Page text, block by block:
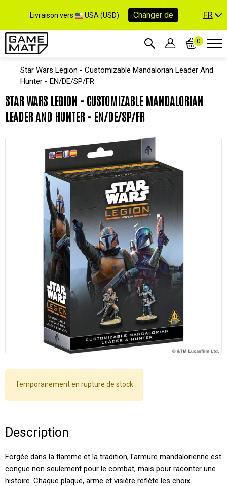
Livraison vers USA (USD) Changer de FR
0
Star Wars Legion - Customizable Mandalorian Leader And
Hunter - EN/DE/SP/FR
STAR WARS LEGION - CUSTOMIZABLE MANDALORIAN
LEADER AND HUNTER - EN/DE/SP/FR
Temporairement en rupture de stock
Description
Forgée dans la flamme et la tradition, l'armure mandalorienne est
conçue non seulement pour le combat, mais pour raconter une
histoire. Chaque plaque, arme et visière reflète les choix